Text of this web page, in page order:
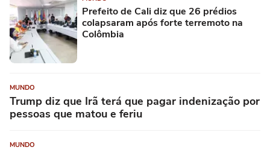
Prefeito de Cali diz que 26 prédios
colapsaram após forte terremoto na
Colômbia
MUNDO
Trump diz que Irã terá que pagar indenização por
pessoas que matou e feriu
MUNDO